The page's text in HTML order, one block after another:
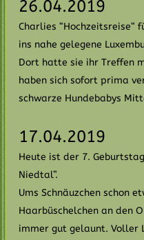
26.04.2019
Charlies “Hochzeitsreise“
ins nahe gelegene
Dort hatte sie ihr Treffen
haben sich sofort prima
schwarze Hundebabys
17.04.2019
Heute ist der 7.
Niedtal”.
Ums Schnäuzchen schon
Haarbüschelchen an den
immer gut gelaunt. Voller